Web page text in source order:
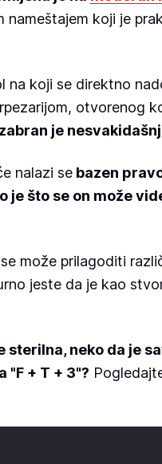
nameštajem koji je
na koji se direktno
otvorenog
je
nalazi se bazen
je što se on može
može prilagoditi
jeste da je kao
sterilna, neko da je
"F + T + 3"?